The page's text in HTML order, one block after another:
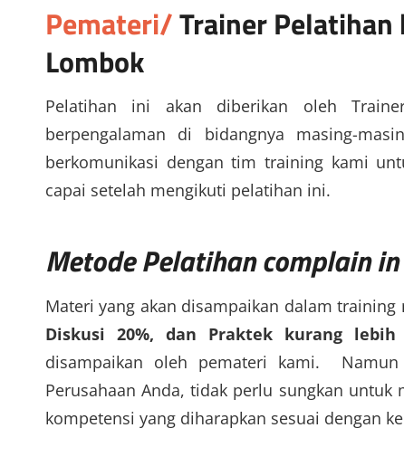
Pemateri/Trainer
Lombok
Pelatihan ini akan diberikan oleh
berpengalaman di bidangnya masing-
berkomunikasi dengan tim training kami
capai setelah mengikuti pelatihan ini.
MetodePelatihan complain
Materi yang akan disampaikan dalam
Diskusi 20%, dan Praktek kurang lebih
disampaikan oleh pemateri kami.
Perusahaan Anda, tidak perlu sungkan
kompetensi yang diharapkan sesuai dengan